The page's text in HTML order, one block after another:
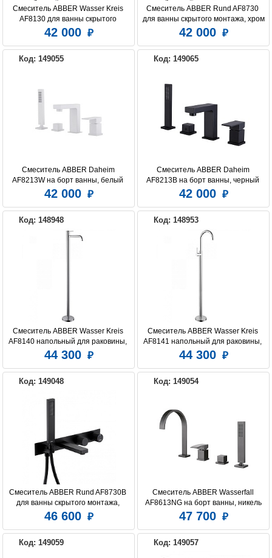
Смеситель ABBER Wasser Kreis
AF8130 для ванны скрытого
монтажа, хром
42 000
Смеситель ABBER Rund AF8730
для ванны скрытого монтажа, хром
42 000
Код: 149055
Смеситель ABBER Daheim
AF8213W на борт ванны, белый
матовый
42 000
Код: 149065
Смеситель ABBER Daheim
AF8213B на борт ванны, черный
матовый
42 000
Код: 148948
Смеситель ABBER Wasser Kreis
AF8140 напольный для раковины,
хром
44 300
Код: 148953
Смеситель ABBER Wasser Kreis
AF8141 напольный для раковины,
хром
44 300
Код: 149048
Смеситель ABBER Rund AF8730B
для ванны скрытого монтажа,
черный матовый
46 600
Код: 149054
Смеситель ABBER Wasserfall
AF8613NG на борт ванны, никель
47 700
Код: 149059 Код: 149057